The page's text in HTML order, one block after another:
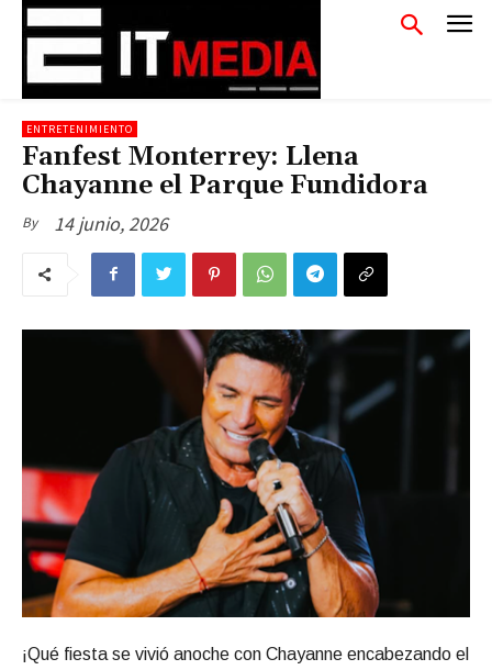
ENTRETENIMIENTO
Fanfest Monterrey: Llena
Chayanne el Parque Fundidora
By 14 junio, 2026
¡Qué fiesta se vivió anoche con Chayanne encabezando el